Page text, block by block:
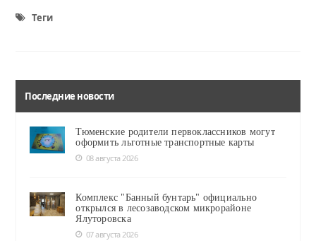
Теги
Последние новости
Тюменские родители первоклассников могут
оформить льготные транспортные карты
08 августа 2026
Комплекс "Банный бунтарь" официально
открылся в лесозаводском микрорайоне
Ялуторовска
07 августа 2026